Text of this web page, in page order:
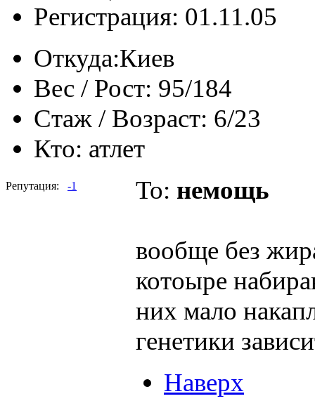
Регистрация: 01.11.05
Откуда:Киев
Вес / Рост: 95/184
Стаж / Возраст: 6/23
Кто: атлет
Репутация: -1 To: немощь
вообще без
котоыре
них мало
генетики
Наверх